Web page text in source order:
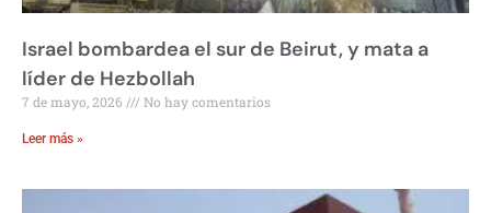
Israel bombardea el sur de Beirut, y mata a
líder de Hezbollah
7 de mayo, 2026 No hay comentarios
Leer más »